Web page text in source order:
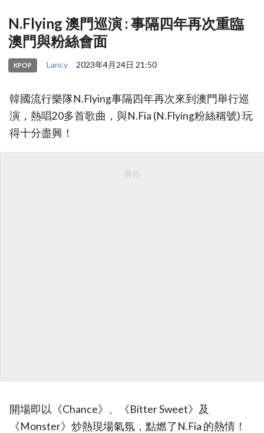
N.Flying 澳門巡演 : 事隔四年再次重臨
澳門與粉絲會面
KPOP Lancy 2023年4月24日 21:50
韓國流行樂隊N.Flying事隔四年再次來到澳門舉行巡
演，熱唱20多首歌曲，與N.Fia (N.Flying粉絲稱號) 玩
得十分盡興！
廣告
開場即以《Chance》、《Bitter Sweet》及
《Monster》炒熱現場氣氛，點燃了N.Fia 的熱情！